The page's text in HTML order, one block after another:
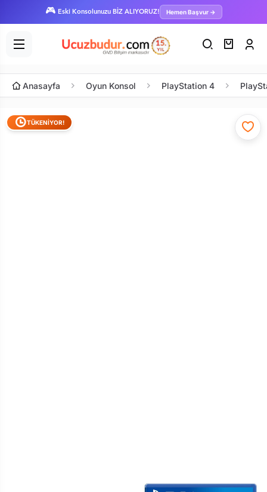
🎮 Eski Konsolunuzu BİZ ALIYORUZ! Hemen Başvur →
Anasayfa Oyun Konsol PlayStation 4
TÜKENİYOR!